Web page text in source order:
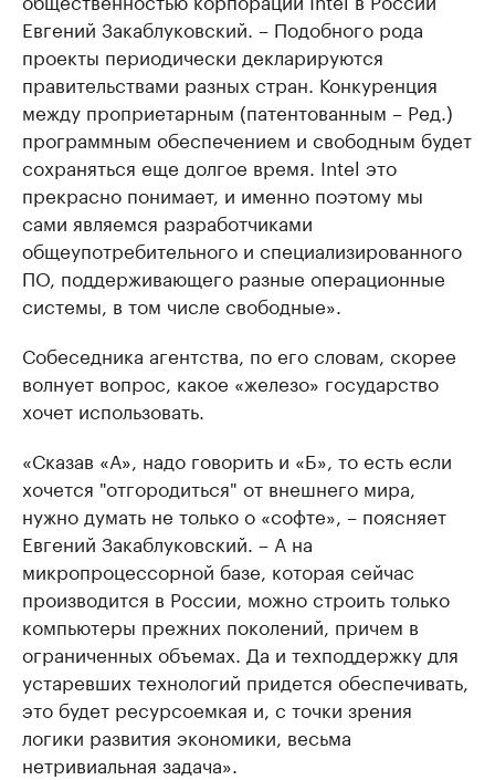
Евгений Закаблуковский. – Подобного рода
проекты периодически декларируются
правительствами разных стран. Конкуренция
между проприетарным (патентованным – Ред.)
программным обеспечением и свободным будет
сохраняться еще долгое время. Intel это
прекрасно понимает, и именно поэтому мы
сами являемся разработчиками
общеупотребительного и специализированного
ПО, поддерживающего разные операционные
системы, в том числе свободные».
Собеседника агентства, по его словам, скорее
волнует вопрос, какое «железо» государство
хочет использовать.
«Сказав «А», надо говорить и «Б», то есть если
хочется "отгородиться" от внешнего мира,
нужно думать не только о «софте», – поясняет
Евгений Закаблуковский. – А на
микропроцессорной базе, которая сейчас
производится в России, можно строить только
компьютеры прежних поколений, причем в
ограниченных объемах. Да и техподдержку для
устаревших технологий придется обеспечивать,
это будет ресурсоемкая и, с точки зрения
логики развития экономики, весьма
нетривиальная задача».